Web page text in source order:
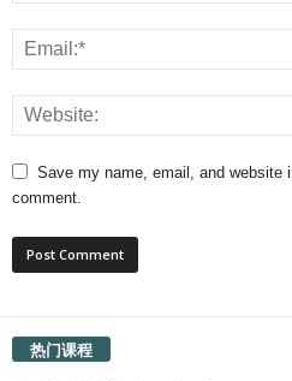
Save my name, email, and website
comment.
热门课程